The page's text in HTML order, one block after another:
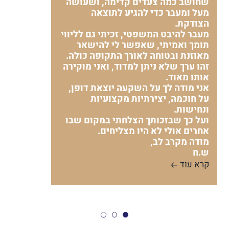
מעל ומעבר כדי להגיע לתוצאה
הצודקת.
מעבר להיבט המשפטי, זכיתי גם לליווי
תומך ואמיתי, שאפשר לי להישאר
מאוזנת ובטוחה לאורך התקופה כולה.
זהו ערך שלא ניתן למדוד, ואני מוקירה
אותו מאוד.
אני מודה לך על השקעה יוצאת דופן,
על חוכמה, יצירתיות מקצועיות
ונחישות.
ועל כך שבזכותך הצלחתי במקום שבו
אחרים אולי לא היו מצליחים.
מודה מקרב לב,
ש.ח
קרא עוד